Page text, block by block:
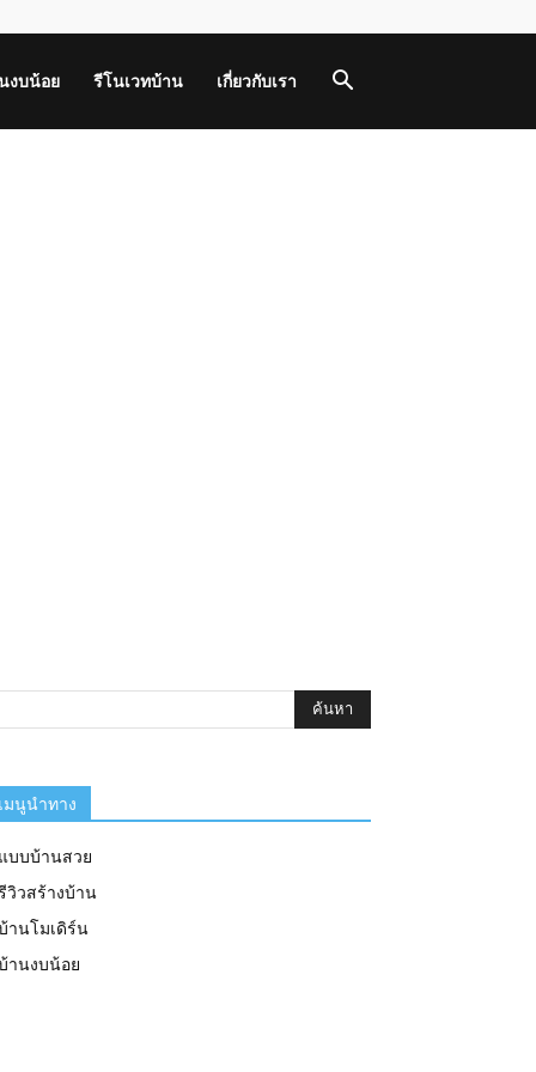
งบน้อย รีโนเวทบ้าน เกี่ยวกับเรา
เมนูนำทาง
แบบบ้านสวย
วิวสร้างบ้าน
านโมเดิร์น
านงบน้อย